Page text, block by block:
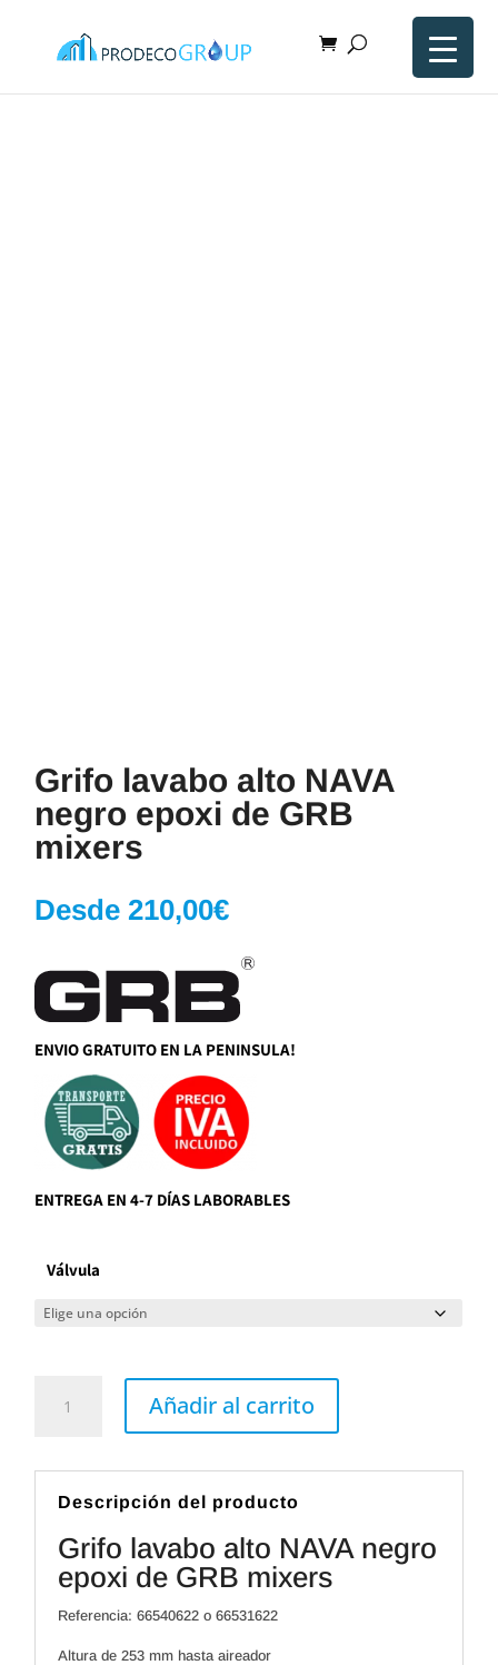
Grifo lavabo alto NAVA
negro epoxi de GRB
mixers
Desde 210,00€
ENVIO GRATUITO EN LA PENINSULA!
ENTREGA EN 4-7 DÍAS LABORABLES
Válvula
lavabo
epoxi
GRB
mixers
cantidad
Añadir al carrito
Descripción del producto
Grifo lavabo alto NAVA negro
epoxi de GRB mixers
Referencia: 66540622 o 66531622
Altura de 253 mm hasta aireador